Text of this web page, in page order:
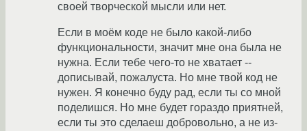
своей творческой мысли или нет.
Если в моём коде не было какой-либо
функциональности, значит мне она была не
нужна. Если тебе чего-то не хватает --
дописывай, пожалуста. Но мне твой код не
нужен. Я конечно буду рад, если ты со мной
поделишся. Но мне будет гораздо приятней,
если ты это сделаеш добровольно, а не из-